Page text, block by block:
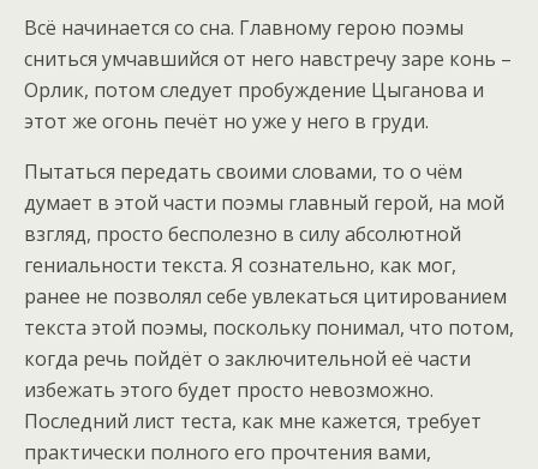
Всё начинается со сна. Главному герою поэмы
сниться умчавшийся от него навстречу заре конь –
Орлик, потом следует пробуждение Цыганова и
этот же огонь печёт но уже у него в груди.
Пытаться передать своими словами, то о чём
думает в этой части поэмы главный герой, на мой
взгляд, просто бесполезно в силу абсолютной
гениальности текста. Я сознательно, как мог,
ранее не позволял себе увлекаться цитированием
текста этой поэмы, поскольку понимал, что потом,
когда речь пойдёт о заключительной её части
избежать этого будет просто невозможно.
Последний лист теста, как мне кажется, требует
практически полного его прочтения вами,